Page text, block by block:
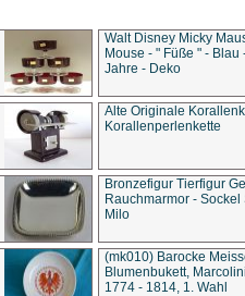
Walt Disney Micky
Mouse - " Füße " - Blau
Jahre - Deko
Alte Originale
Korallenperlenkette
Bronzefigur Tierfigur
Rauchmarmor - Sockel
Milo
(mk010) Barocke
Blumenbukett,
1774 - 1814, 1. Wahl